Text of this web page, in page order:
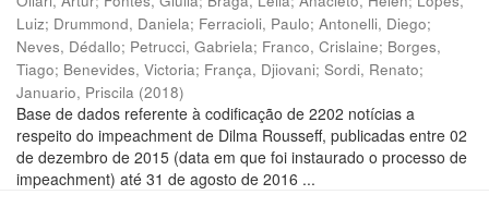
Luiz; Drummond, Daniela; Ferracioli, Paulo; Antonelli, Diego;
Neves, Dédallo; Petrucci, Gabriela; Franco, Crislaine; Borges,
Tiago; Benevides, Victoria; França, Djiovani; Sordi, Renato;
Januario, Priscila (2018)
Base de dados referente à codificação de 2202 notícias a
respeito do impeachment de Dilma Rousseff, publicadas entre 02
de dezembro de 2015 (data em que foi instaurado o processo de
impeachment) até 31 de agosto de 2016 ...